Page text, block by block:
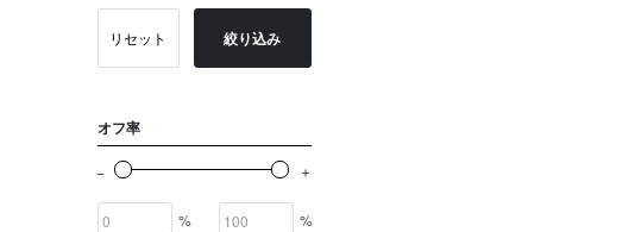
リセット 絞り込み
オフ率
% %